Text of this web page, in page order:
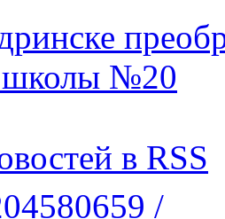
школы №20
в RSS